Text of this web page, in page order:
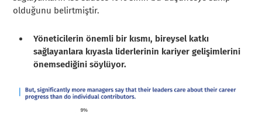
olduğunu belirtmiştir.
Yöneticilerin önemli bir kısmı, bireysel katkı
sağlayanlara kıyasla liderlerinin kariyer gelişimlerini
önemsediğini söylüyor.